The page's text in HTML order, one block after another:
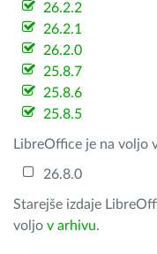
26.2.2
26.2.1
26.2.0
25.8.7
25.8.6
25.8.5
LibreOffice je na voljo
26.8.0
Starejše izdaje
voljo v arhivu.